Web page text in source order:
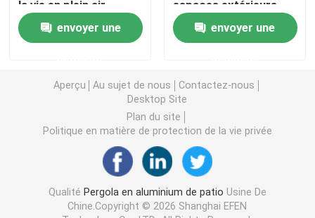
Belvédère de style chinois
Tonnelle en aluminium
Treillis en aluminium
Auvent en aluminium de tente
la vie en plein air
envoyer une
espaces extérieurs
envoyer une
Aperçu Au sujet de nous
Contactez-nous
Desktop Site
Plan du site
Politique en matière de protection de la vie privée
Qualité Pergola en aluminium de patio Usine De
Chine.Copyright © 2026 Shanghai EFEN